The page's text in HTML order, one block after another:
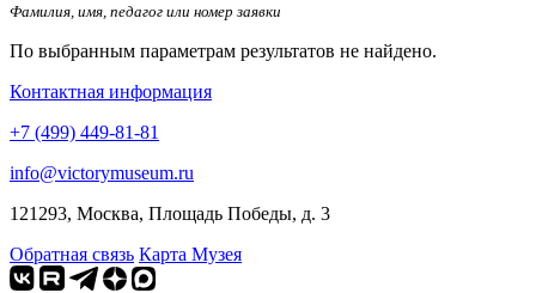
Фамилия, имя, педагог или номер заявки
По выбранным параметрам результатов не найдено.
Контактная информация
+7 (499) 449-81-81
info@victorymuseum.ru
121293, Москва, Площадь Победы, д. 3
Обратная связь Карта Музея